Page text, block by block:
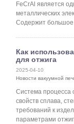
FeCrAl является
металлических
Содержит большое
Как
для отжига
2025-04-10
Новости вакуумной
Система процесса
свойств сплава,
требований к
параметрами